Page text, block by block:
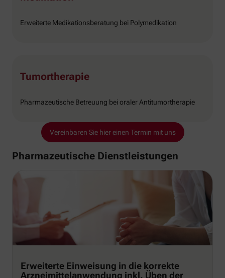
Erweiterte Medikationsberatung bei Polymedikation
Tumortherapie
Pharmazeutische Betreuung bei oraler Antitumortherapie
Vereinbaren Sie hier einen Termin mit uns
Pharmazeutische Dienstleistungen
Erweiterte Einweisung in die korrekte
Arzneimittelanwendung inkl. Üben der